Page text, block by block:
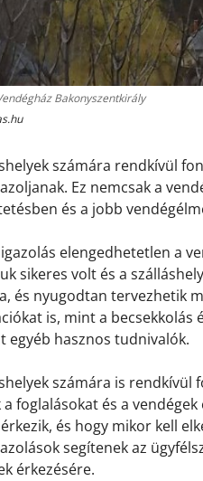
Bakonyszentkirály
számára rendkívül
Ez nemcsak a
és a jobb
elengedhetetlen a
sikeres volt és a
és nyugodtan tervezhetik
is, mint a becsekkolás
egyéb hasznos tudnivalók.
számára is rendkívül
a foglalásokat és a
és hogy mikor kell
segítenek az
érkezésére.